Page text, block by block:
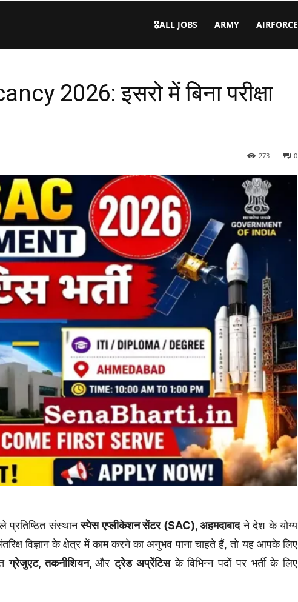
🎖️ALL JOBS ARMY AIRFORCE
2026: इसरो में बिना परीक्षा
0
273
प्रतिष्ठित संस्थानस्पेस एप्लीकेशन सेंटर (SAC), अहमदाबादने देश के योग्य
विज्ञान के क्षेत्र में काम करने का अनुभव पाना चाहते हैं, तो यह आपके लिए
ग्रेजुएट, तकनीशियन,औरट्रेड अप्रेंटिसके विभिन्न पदों पर भर्ती के लिए